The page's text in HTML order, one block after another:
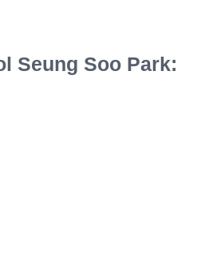
Seung Soo Park: